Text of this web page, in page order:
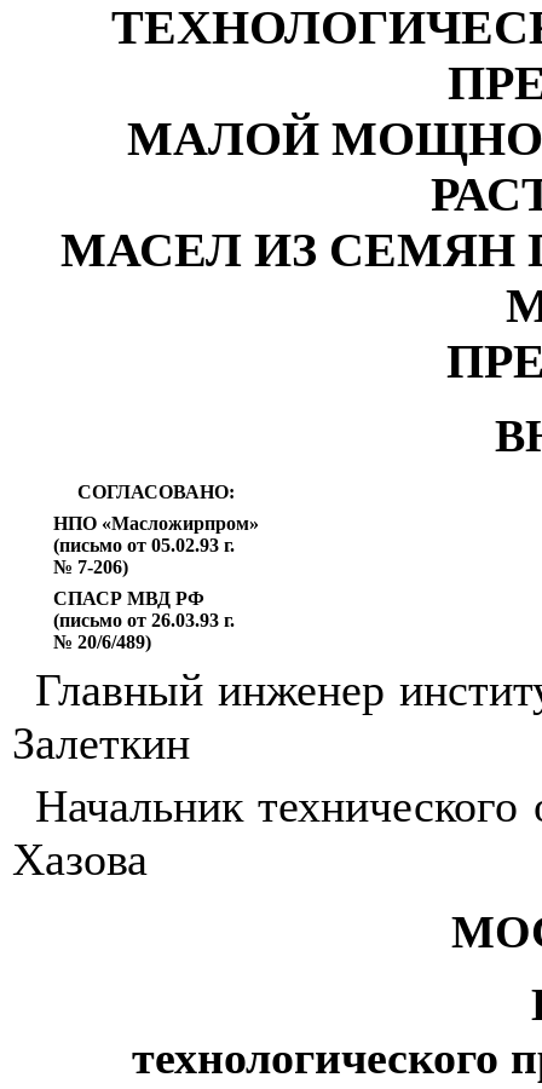
МАЛОЙ
МАСЕЛ ИЗ СЕМЯН
СОГЛАСОВАНО:
НПО «Масложирпром»
(письмо от 05.02.93 г.
№ 7-206)
СПАСР МВДРФ
(письмо от 26.03.93 г.
№ 20/6/489)
Главный инженер
Залеткин
Начальник технического
Хазова
технологического